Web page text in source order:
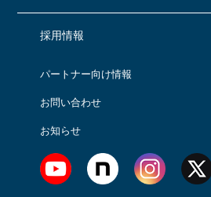
採用情報
パートナー向け情報
お問い合わせ
お知らせ